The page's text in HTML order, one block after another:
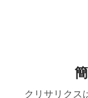
クリサリクス